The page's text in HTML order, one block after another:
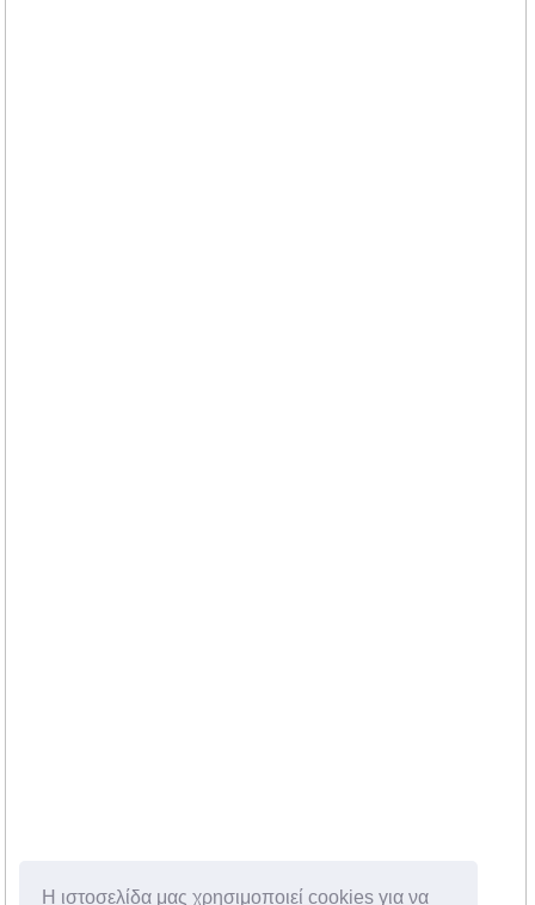
Η ιστοσελίδα μας χρησιμοποιεί cookies για να